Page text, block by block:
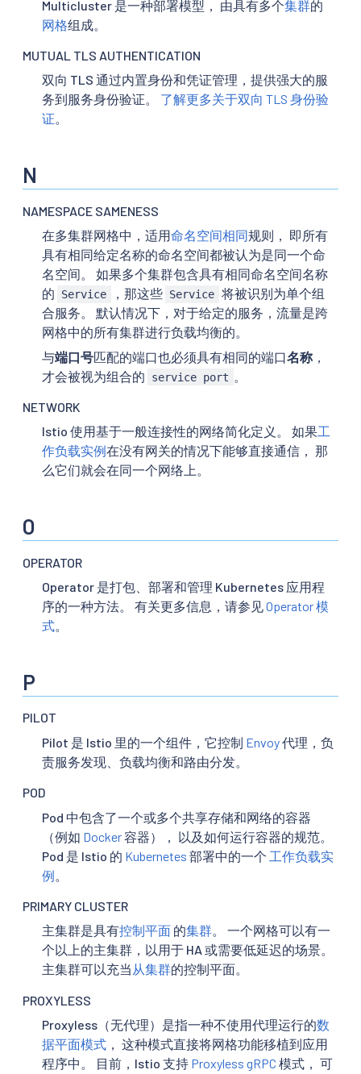
Multicluster 是一种部署模型， 由具有多个集群的
网格组成。
MUTUAL TLS AUTHENTICATION
双向 TLS 通过内置身份和凭证管理，提供强大的服
务到服务身份验证。 了解更多关于双向 TLS 身份验
证。
N
NAMESPACE SAMENESS
在多集群网格中，适用命名空间相同规则， 即所有
具有相同给定名称的命名空间都被认为是同一个命
名空间。 如果多个集群包含具有相同命名空间名称
的
Service ，那这些 Service 将被识别为单个组
合服务。 默认情况下，对于给定的服务，流量是跨
网格中的所有集群进行负载均衡的。
与端口号匹配的端口也必须具有相同的端口名称
才会被视为组合的
service port
NETWORK
Istio 使用基于一般连接性的网络简化定义。 如果工
作负载实例在没有网关的情况下能够直接通信， 那
么它们就会在同一个网络上。
O
OPERATOR
Operator 是打包、部署和管理 Kubernetes 应用程
序的一种方法。 有关更多信息，请参见Operator 模
式。
P
PILOT
Pilot 是 Istio 里的一个组件，它控制 Envoy代理，负
责服务发现、负载均衡和路由分发。
POD
Pod 中包含了一个或多个共享存储和网络的容器
（例如 Docker容器）， 以及如何运行容器的规范。
Pod 是 Istio 的 Kubernetes 部署中的一个 工作负载实
例
PRIMARY CLUSTER
主集群是具有控制平面 的集群。 一个网格可以有一
个以上的主集群，以用于 HA 或需要低延迟的场景。
主集群可以充当 从集群的控制平面。
PROXYLESS
Proxyless（无代理）是指一种不使用代理运行的数
据平面模式 ， 这种模式直接将网格功能移植到应用
程序中。 目前，Istio 支持 Proxyless gRPC 模式， 可